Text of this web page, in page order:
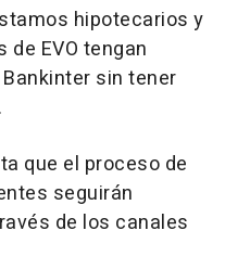
hipotecarios y
EVO tengan
sin tener
que el proceso de
seguirán
de los canales